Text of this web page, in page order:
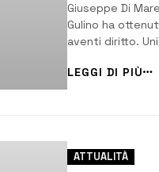
Giuseppe Di
Gulino ha
aventi diritto.
Augusta
consigliere
LEGGI DI PIÙ
ATTUALITÀ